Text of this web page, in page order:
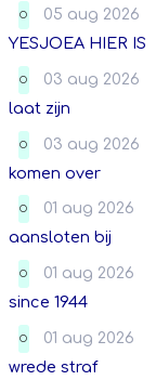
O 05 aug 2026
YESJOEA HIER IS
O 03 aug 2026
laat zijn
O 03 aug 2026
komen over
O 01 aug 2026
aansloten bij
O 01 aug 2026
since 1944
O 01 aug 2026
wrede straf